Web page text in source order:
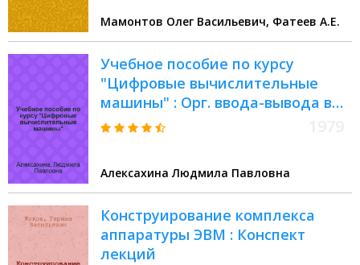
Мамонтов Олег Васильевич, Фатеев А.Е.
Учебное пособие по курсу
"Цифровые вычислительные
машины" : Орг. ввода-вывода в
соврем. ЭВМ
Алексахина Людмила Павловна
Конструирование комплекса
аппаратуры ЭВМ : Конспект
лекций